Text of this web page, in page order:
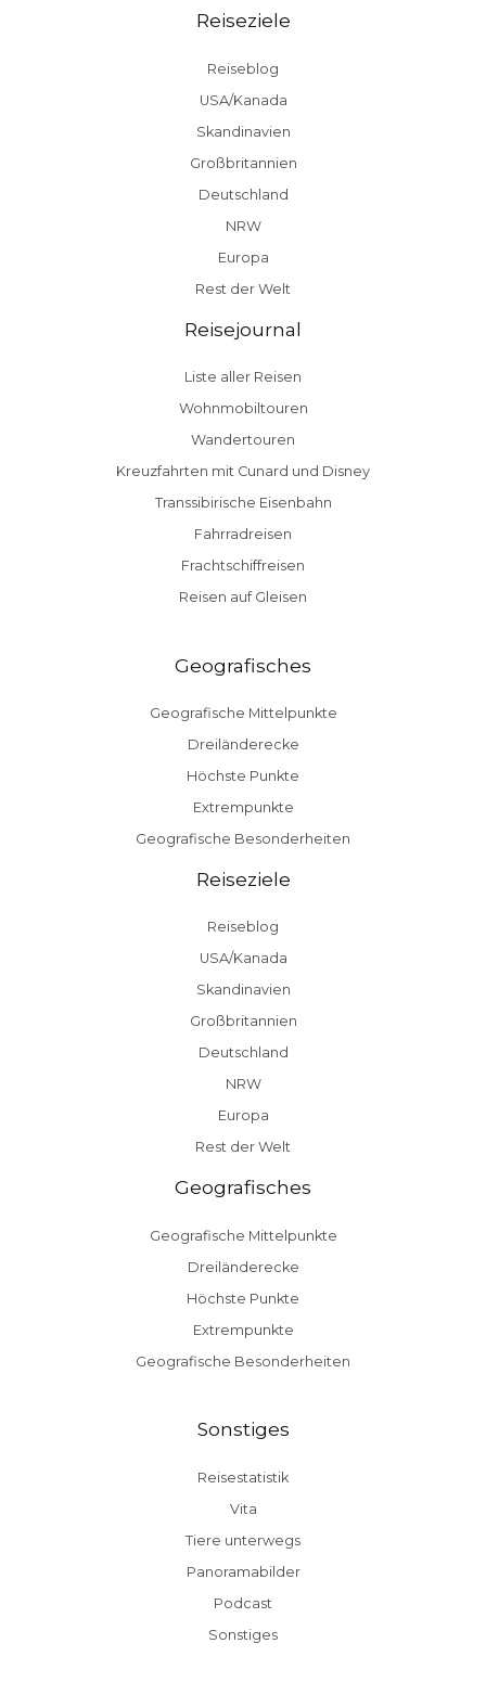
Reiseziele
Reiseblog
USA/Kanada
Skandinavien
Großbritannien
Deutschland
NRW
Europa
Rest der Welt
Reisejournal
Liste aller Reisen
Wohnmobiltouren
Wandertouren
Kreuzfahrten mit Cunard und Disney
Transsibirische Eisenbahn
Fahrradreisen
Frachtschiffreisen
Reisen auf Gleisen
Geografisches
Geografische Mittelpunkte
Dreiländerecke
Höchste Punkte
Extrempunkte
Geografische Besonderheiten
Reiseziele
Reiseblog
USA/Kanada
Skandinavien
Großbritannien
Deutschland
NRW
Europa
Rest der Welt
Geografisches
Geografische Mittelpunkte
Dreiländerecke
Höchste Punkte
Extrempunkte
Geografische Besonderheiten
Sonstiges
Reisestatistik
Vita
Tiere unterwegs
Panoramabilder
Podcast
Sonstiges